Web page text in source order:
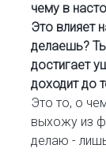
чему в
Это влияет
делаешь?
достигает
доходит до
Это то, о
выхожу из
делаю -